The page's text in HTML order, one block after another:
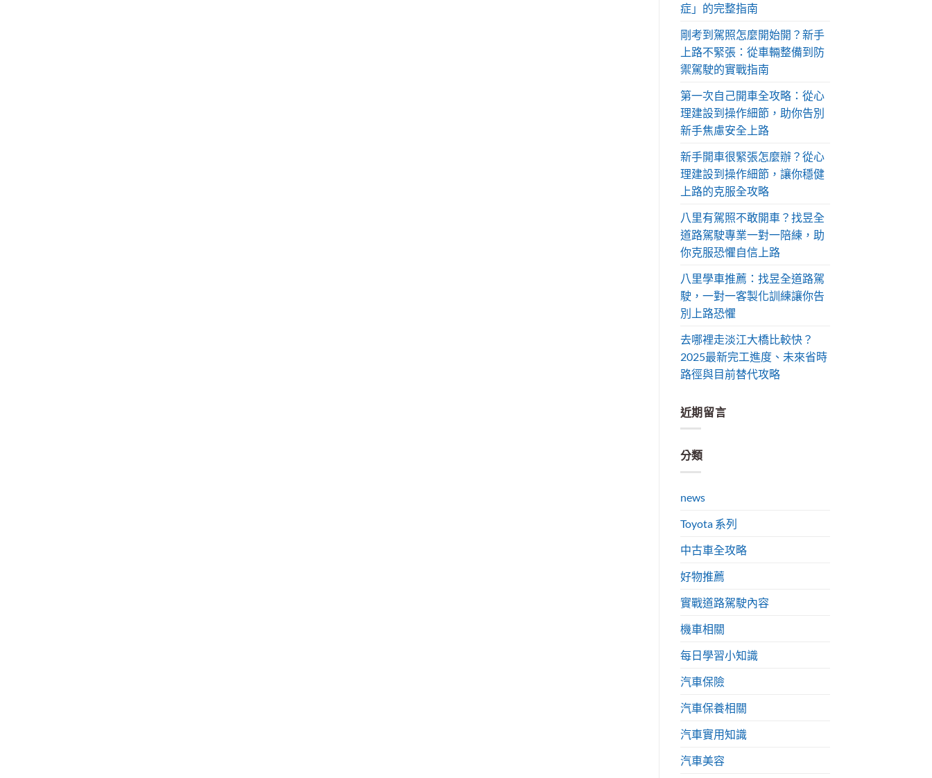
症」的完整指南
剛考到駕照怎麼開始開？新手
上路不緊張：從車輛整備到防
禦駕駛的實戰指南
第一次自己開車全攻略：從心
理建設到操作細節，助你告別
新手焦慮安全上路
新手開車很緊張怎麼辦？從心
理建設到操作細節，讓你穩健
上路的克服全攻略
八里有駕照不敢開車？找昱全
道路駕駛專業一對一陪練，助
你克服恐懼自信上路
八里學車推薦：找昱全道路駕
駛，一對一客製化訓練讓你告
別上路恐懼
去哪裡走淡江大橋比較快？
2025最新完工進度、未來省時
路徑與目前替代攻略
近期留言
分類
news
Toyota 系列
中古車全攻略
好物推薦
實戰道路駕駛內容
機車相關
每日學習小知識
汽車保險
汽車保養相關
汽車實用知識
汽車美容